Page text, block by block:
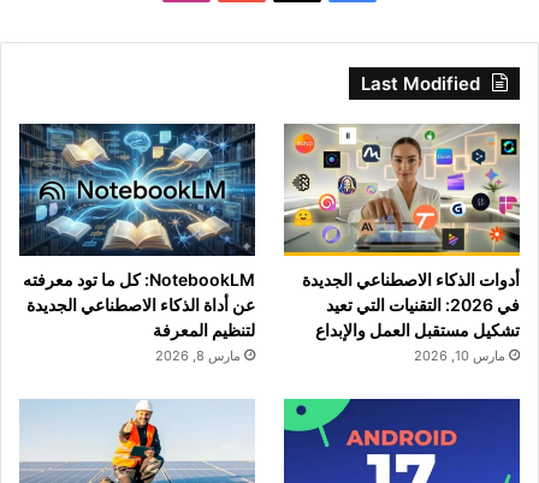
Last Modified
أدوات الذكاء الاصطناعي الجديدة
في 2026: التقنيات التي تعيد
تشكيل مستقبل العمل والإبداع
مارس 10, 2026
NotebookLM: كل ما تود معرفته
عن أداة الذكاء الاصطناعي الجديدة
لتنظيم المعرفة
مارس 8, 2026